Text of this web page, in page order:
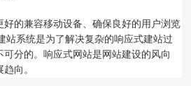
好的兼容移动设备、确保良好的用户浏览
站系统是为了解决复杂的响应式建站过
分的。响应式网站是网站建设的风向
向。